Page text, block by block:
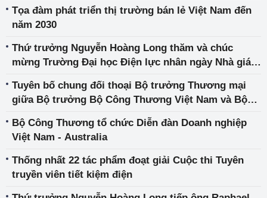
Tọa đàm phát triển thị trường bán lẻ Việt Nam đến
năm 2030
Thứ trưởng Nguyễn Hoàng Long thăm và chúc
mừng Trường Đại học Điện lực nhân ngày Nhà giáo
Tuyên bố chung đối thoại Bộ trưởng Thương mại
giữa Bộ trưởng Bộ Công Thương Việt Nam và Bộ
Bộ Công Thương tổ chức Diễn đàn Doanh nghiệp
Việt Nam - Australia
Thống nhất 22 tác phẩm đoạt giải Cuộc thi Tuyên
truyền viên tiết kiệm điện